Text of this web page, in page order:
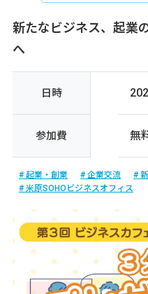
新たなビジネス、起業
へ
日時
参加費 無
起業・創業 企業交流
米原SOHOビジネスオフィス